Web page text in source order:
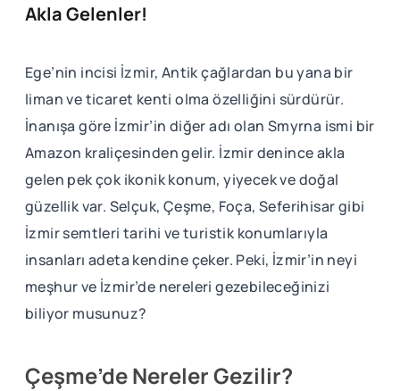
Akla Gelenler!
Ege’nin incisi İzmir, Antik çağlardan bu yana bir
liman ve ticaret kenti olma özelliğini sürdürür.
İnanışa göre İzmir’in diğer adı olan Smyrna ismi bir
Amazon kraliçesinden gelir. İzmir denince akla
gelen pek çok ikonik konum, yiyecek ve doğal
güzellik var. Selçuk, Çeşme, Foça, Seferihisar gibi
İzmir semtleri tarihi ve turistik konumlarıyla
insanları adeta kendine çeker. Peki, İzmir’in neyi
meşhur ve İzmir’de nereleri gezebileceğinizi
biliyor musunuz?
Çeşme’de Nereler Gezilir?